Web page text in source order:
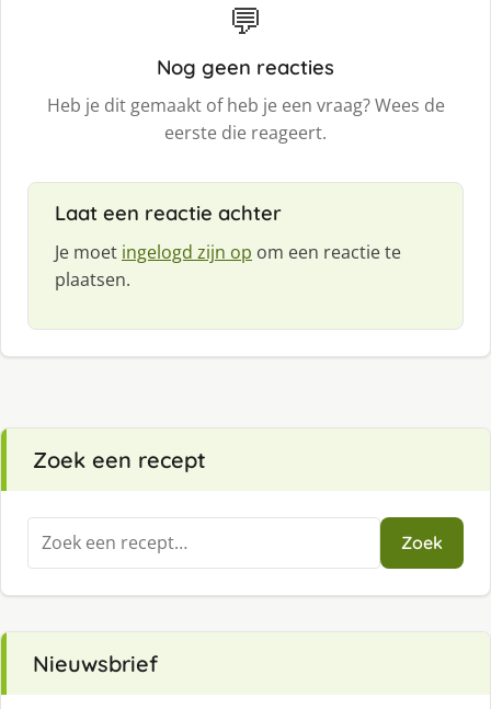
💬
Nog geen reacties
Heb je dit gemaakt of heb je een vraag? Wees de
eerste die reageert.
Laat een reactie achter
Je moet ingelogd zijn op om een reactie te
plaatsen.
Zoek een recept
Zoeken
naar:
Zoek
Nieuwsbrief